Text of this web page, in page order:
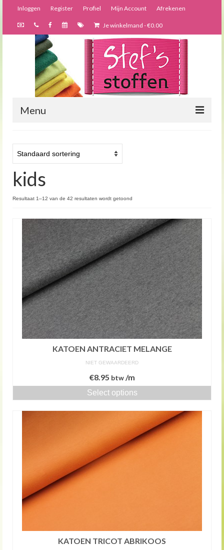
Inloggen Register Profiel Mijn Account Afrekenen
Je winkelmand -€0.00
Menu
Webshop
Bijzondere creaties
Forums
Over ons
kids
Resultaat 1–12 van de 42 resultaten wordt getoond
KATOEN ANTRACIET MELANGE
NIET GEWAARDEERD
€8.95 btw/m
Select options
KATOEN TRICOT ABRIKOOS